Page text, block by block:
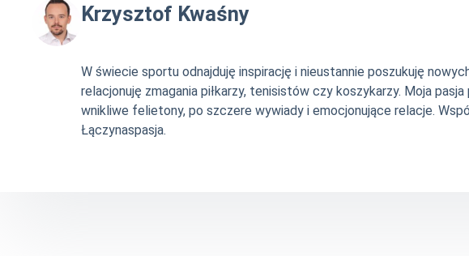
Krzysztof Kwaśny
W świecie sportu odnajduję inspirację i nieustannie poszukuję
relacjonuję zmagania piłkarzy, tenisistów czy koszykarzy. Moja
wnikliwe felietony, po szczere wywiady i emocjonujące relacje.
Łączynaspasja.